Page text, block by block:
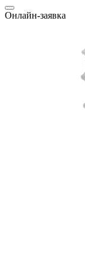
Онлайн-заявка